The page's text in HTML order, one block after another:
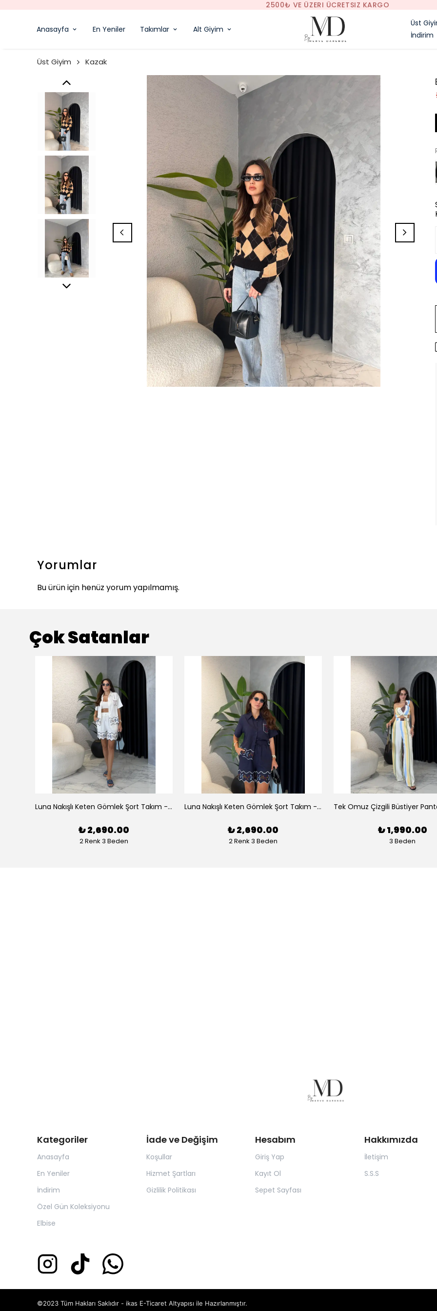
2500₺ VE ÜZERI ÜCRETSIZ KARGO
Anasayfa En Yeniler Takımlar Alt Giyim
Üst
İndirim
Üst Giyim Kazak
Yorumlar
Bu ürün için henüz yorum yapılmamış.
Çok Satanlar
Luna Nakışlı Keten Gömlek Şort Takım - Beyaz
₺ 2,690.00
2 Renk 3 Beden
Luna Nakışlı Keten Gömlek Şort Takım - Lacivert
₺ 2,690.00
2 Renk 3 Beden
₺ 1,990.00
3 Beden
Kategoriler
Anasayfa
En Yeniler
İndirim
Özel Gün Koleksiyonu
Elbise
İade ve Değişim
Koşullar
Hizmet Şartları
Gizlilik Politikası
Hesabım
Giriş Yap
Kayıt Ol
Sepet Sayfası
Hakkımızda
İletişim
S.S.S
©2023 Tüm Hakları Saklıdır - ikas E-Ticaret Altyapısı ile Hazırlanmıştır.